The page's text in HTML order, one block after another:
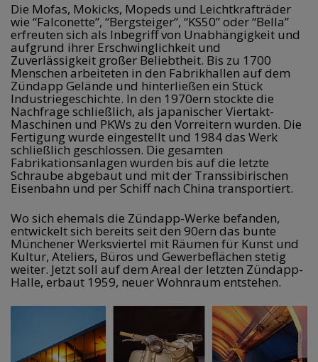
Die Mofas, Mokicks, Mopeds und Leichtkrafträder
wie “Falconette”, “Bergsteiger”, “KS50” oder “Bella”
erfreuten sich als Inbegriff von Unabhängigkeit und
aufgrund ihrer Erschwinglichkeit und
Zuverlässigkeit großer Beliebtheit. Bis zu 1700
Menschen arbeiteten in den Fabrikhallen auf dem
Zündapp Gelände und hinterließen ein Stück
Industriegeschichte. In den 1970ern stockte die
Nachfrage schließlich, als japanischer Viertakt-
Maschinen und PKWs zu den Vorreitern wurden. Die
Fertigung wurde eingestellt und 1984 das Werk
schließlich geschlossen. Die gesamten
Fabrikationsanlagen wurden bis auf die letzte
Schraube abgebaut und mit der Transsibirischen
Eisenbahn und per Schiff nach China transportiert.
Wo sich ehemals die Zündapp-Werke befanden,
entwickelt sich bereits seit den 90ern das bunte
Münchener Werksviertel mit Räumen für Kunst und
Kultur, Ateliers, Büros und Gewerbeflächen stetig
weiter. Jetzt soll auf dem Areal der letzten Zündapp-
Halle, erbaut 1959, neuer Wohnraum entstehen.